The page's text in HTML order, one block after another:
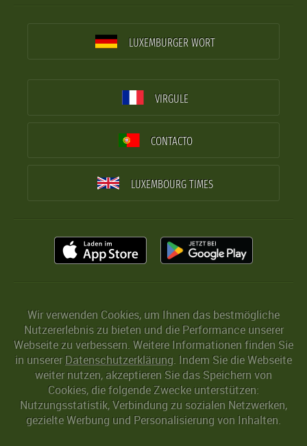
LUXEMBURGER WORT
VIRGULE
CONTACTO
LUXEMBOURG TIMES
Wir verwenden Cookies, um Ihnen das bestmögliche
Nutzererlebnis zu bieten und die Performance unserer
Webseite zu verbessern. Weitere Informationen finden Sie
in unserer Datenschutzerklärung. Indem Sie die Webseite
weiter nutzen, akzeptieren Sie das Speichern von
Cookies, die folgende Zwecke unterstützen:
Nutzungsstatistik, Verbindung zu sozialen Netzwerken,
gezielte Werbung und Personalisierung von Inhalten.